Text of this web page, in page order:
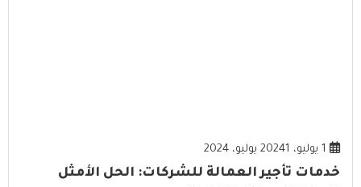
1 يوليو، 2024 1 يوليو، 2024
خدمات تأجير العمالة للشركات: الحل الأمثل